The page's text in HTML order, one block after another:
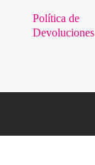
Política de
Devoluciones